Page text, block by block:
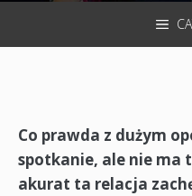
Co prawda z dużym
spotkanie, ale nie ma
akurat ta relacja